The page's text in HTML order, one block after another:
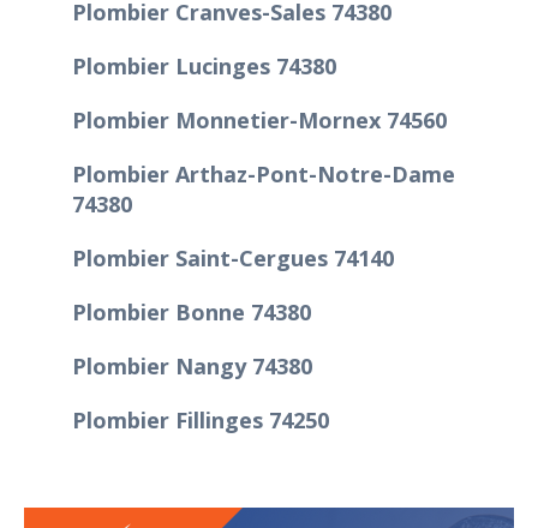
Plombier Cranves-Sales 74380
Plombier Lucinges 74380
Plombier Monnetier-Mornex 74560
Plombier Arthaz-Pont-Notre-Dame
74380
Plombier Saint-Cergues 74140
Plombier Bonne 74380
Plombier Nangy 74380
Plombier Fillinges 74250